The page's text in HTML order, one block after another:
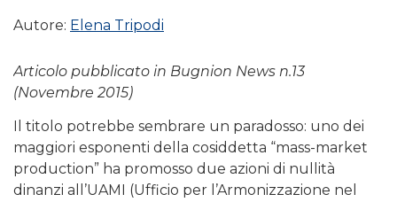
Autore: Elena Tripodi
Articolo pubblicato in Bugnion News n.13
(Novembre 2015)
Il titolo potrebbe sembrare un paradosso: uno dei
maggiori esponenti della cosiddetta “mass-market
production” ha promosso due azioni di nullità
dinanzi all’UAMI (Ufficio per l’Armonizzazione nel